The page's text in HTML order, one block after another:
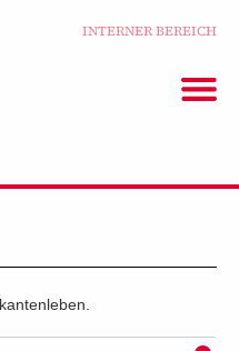
INTERNER BEREICH